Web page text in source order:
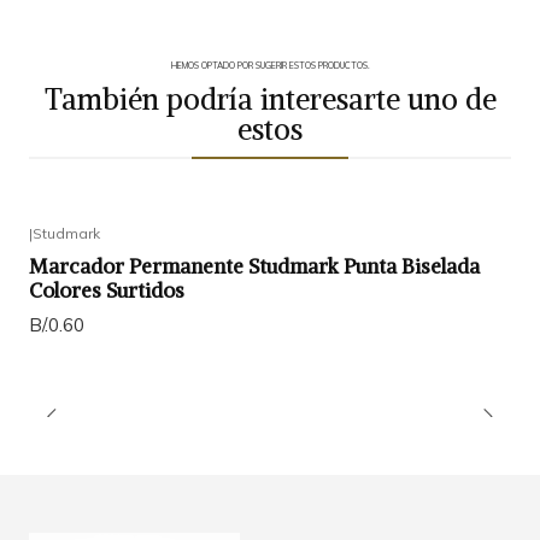
HEMOS OPTADO POR SUGERIR ESTOS PRODUCTOS.
También podría interesarte uno de
estos
|Studmark
Marcador Permanente Studmark Punta Biselada
Colores Surtidos
B/.0.60